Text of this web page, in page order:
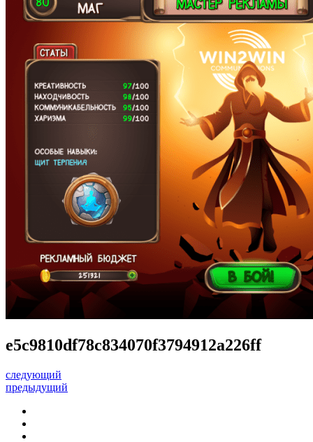
e5c9810df78c834070f3794912a226ff
следующий
предыдущий